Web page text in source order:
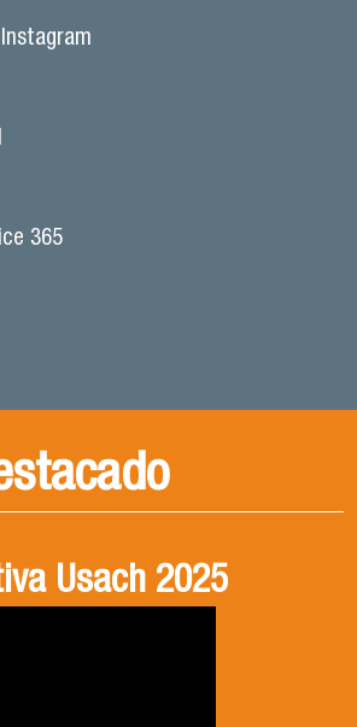
365
Usach 2025
capítulo 2
Director de Escuela